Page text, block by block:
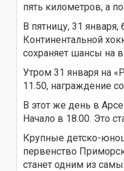
пять километров, а
В пятницу, 31
Континентальной
сохраняет шансы на
Утром 31 января на
11.50, награждение
В этот же день в
Начало в 18.00. Это
Крупные детско-
первенство
станет одним из